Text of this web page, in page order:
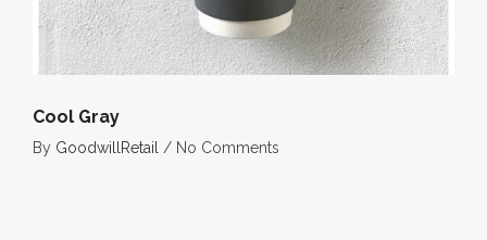
Cool Gray
By GoodwillRetail / No Comments